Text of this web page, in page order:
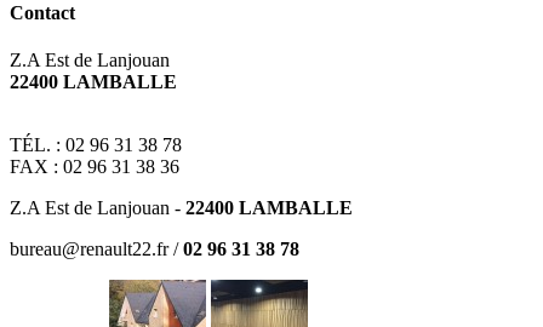
Contact
Z.A Est de Lanjouan
22400 LAMBALLE
TÉL. : 02 96 31 38 78
FAX : 02 96 31 38 36
Z.A Est de Lanjouan - 22400 LAMBALLE
bureau@renault22.fr /02 96 31 38 78